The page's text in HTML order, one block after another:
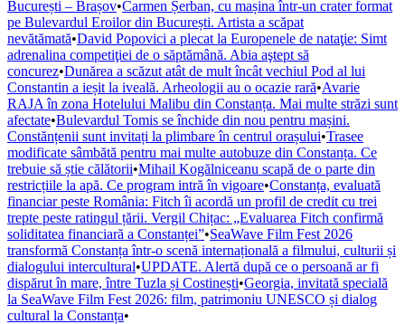
București – Brașov•Carmen Șerban, cu mașina într-un crater format
pe Bulevardul Eroilor din București. Artista a scăpat
nevătămată•David Popovici a plecat la Europenele de nataţie: Simt
adrenalina competiţiei de o săptămână. Abia aştept să
concurez•Dunărea a scăzut atât de mult încât vechiul Pod al lui
Constantin a ieșit la iveală. Arheologii au o ocazie rară•Avarie
RAJA în zona Hotelului Malibu din Constanța. Mai multe străzi sunt
afectate•Bulevardul Tomis se închide din nou pentru mașini.
Constănțenii sunt invitați la plimbare în centrul orașului•Trasee
modificate sâmbătă pentru mai multe autobuze din Constanța. Ce
trebuie să știe călătorii•Mihail Kogălniceanu scapă de o parte din
restricțiile la apă. Ce program intră în vigoare•Constanța, evaluată
financiar peste România: Fitch îi acordă un profil de credit cu trei
trepte peste ratingul țării. Vergil Chițac: „Evaluarea Fitch confirmă
soliditatea financiară a Constanței”•SeaWave Film Fest 2026
transformă Constanța într-o scenă internațională a filmului, culturii și
dialogului intercultural•UPDATE. Alertă după ce o persoană ar fi
dispărut în mare, între Tuzla și Costinești•Georgia, invitată specială
la SeaWave Film Fest 2026: film, patrimoniu UNESCO și dialog
cultural la Constanța•